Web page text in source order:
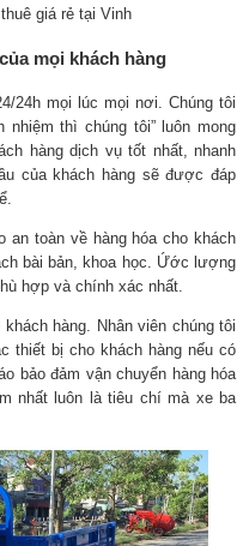
giá rẻ tại Vinh
mọi khách hàng
24h mọi lúc mọi nơi. Chúng tôi
thì chúng tôi” luôn mong
hàng dịch vụ tốt nhất, nhanh
của khách hàng sẽ được đáp
an toàn về hàng hóa cho khách
bài bản, khoa học. Ứớc lượng
hợp và chính xác nhất.
hàng. Nhân viên chúng tôi
thiết bị cho khách hàng nếu có
bảo đảm vận chuyển hàng hóa
nhất luôn là tiêu chí mà xe ba